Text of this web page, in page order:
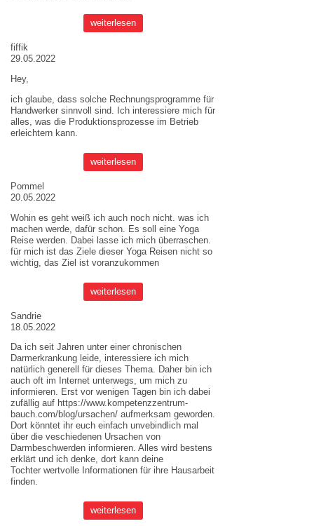
weiterlesen
fiffik
29.05.2022
Hey,
ich glaube, dass solche Rechnungsprogramme für
Handwerker sinnvoll sind. Ich interessiere mich für
alles, was die Produktionsprozesse im Betrieb
erleichtern kann.
weiterlesen
Pommel
20.05.2022
Wohin es geht weiß ich auch noch nicht. was ich
machen werde, dafür schon. Es soll eine Yoga
Reise werden. Dabei lasse ich mich überraschen.
für mich ist das Ziele dieser Yoga Reisen nicht so
wichtig, das Ziel ist voranzukommen
weiterlesen
Sandrie
18.05.2022
Da ich seit Jahren unter einer chronischen
Darmerkrankung leide, interessiere ich mich
natürlich generell für dieses Thema. Daher bin ich
auch oft im Internet unterwegs, um mich zu
informieren. Erst vor wenigen Tagen bin ich dabei
zufällig auf https://www.kompetenzzentrum-
bauch.com/blog/ursachen/ aufmerksam geworden.
Dort könntet ihr euch einfach unvebindlich mal
über die veschiedenen Ursachen von
Darmbeschwerden informieren. Alles wird bestens
erklärt und ich denke, dort kann deine
Tochter wertvolle Informationen für ihre Hausarbeit
finden.
weiterlesen